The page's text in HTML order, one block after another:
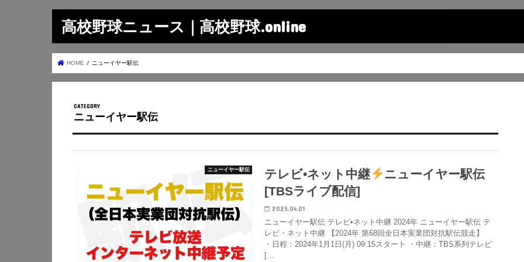
高校野球ニュース｜高校野球.online
HOME ニューイヤー駅伝
ニューイヤー駅伝
ニューイヤー駅伝 テレビ•ネット中継
ニューイヤー駅伝
[TBSライブ配信]
2025.04.01
ニューイヤー駅伝 テレビ•ネット中継 2024年 ニューイヤー駅伝 テ
レビ・ネット中継 【2024年 第68回全日本実業団対抗駅伝競走】
・日程：2024年1月1日(月) 09:15スタート ・中継：TBS系列テレビ
[…